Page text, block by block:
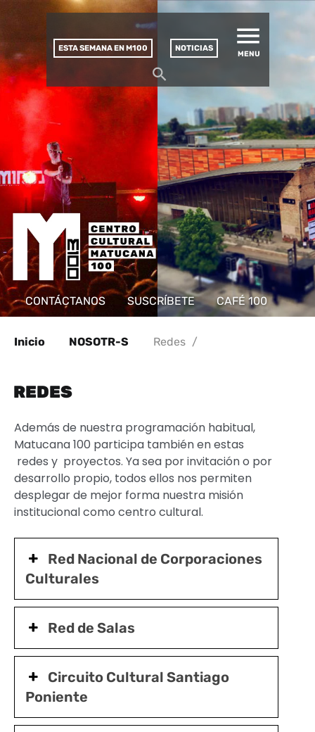
contenido
CULTURAL
ESTA SEMANA EN M100 NOTICIAS
MENU
CONTÁCTANOS SUSCRÍBETE CAFÉ 100
Inicio NOSOTR-S Redes /
REDES
Además de nuestra programación habitual,
Matucana 100 participa también en estas
redes y proyectos. Ya sea por invitación o por
desarrollo propio, todos ellos nos permiten
desplegar de mejor forma nuestra misión
institucional como centro cultural.
Red Nacional de Corporaciones
Culturales
Red de Salas
Circuito Cultural Santiago
Poniente